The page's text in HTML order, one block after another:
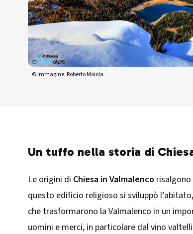
© immagine: Roberto Moiola
Un tuffo nella storia di
Le origini di Chiesa in Valmalenco risalgono
questo edificio religioso si sviluppò
che trasformarono la Valmalenco in un
uomini e merci, in particolare dal vino